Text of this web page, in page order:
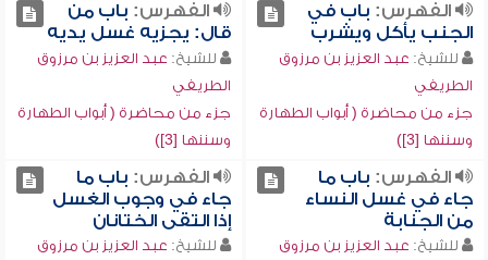
الفهرس: باب في
الجنب يأكل ويشرب
للشيخ: عبد العزيز بن مرزوق
الطريفي
جزء من محاضرة ( أبواب الطهارة
وسننها [3])
الفهرس: باب من
قال: يجزيه غسل يديه
للشيخ: عبد العزيز بن مرزوق
الطريفي
جزء من محاضرة ( أبواب الطهارة
وسننها [3])
الفهرس: باب ما
جاء في غسل النساء
من الجنابة
للشيخ: عبد العزيز بن مرزوق
الفهرس: باب ما
جاء في وجوب الغسل
إذا التقى الختانان
للشيخ: عبد العزيز بن مرزوق